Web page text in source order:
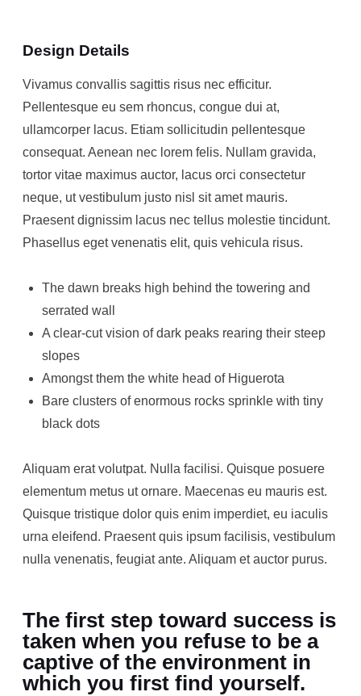
Design Details
Vivamus convallis sagittis risus nec efficitur.
Pellentesque eu sem rhoncus, congue dui at,
ullamcorper lacus. Etiam sollicitudin pellentesque
consequat. Aenean nec lorem felis. Nullam gravida,
tortor vitae maximus auctor, lacus orci consectetur
neque, ut vestibulum justo nisl sit amet mauris.
Praesent dignissim lacus nec tellus molestie tincidunt.
Phasellus eget venenatis elit, quis vehicula risus.
The dawn breaks high behind the towering and
serrated wall
A clear-cut vision of dark peaks rearing their steep
slopes
Amongst them the white head of Higuerota
Bare clusters of enormous rocks sprinkle with tiny
black dots
Aliquam erat volutpat. Nulla facilisi. Quisque posuere
elementum metus ut ornare. Maecenas eu mauris est.
Quisque tristique dolor quis enim imperdiet, eu iaculis
urna eleifend. Praesent quis ipsum facilisis, vestibulum
nulla venenatis, feugiat ante. Aliquam et auctor purus.
The first step toward success is
taken when you refuse to be a
captive of the environment in
which you first find yourself.